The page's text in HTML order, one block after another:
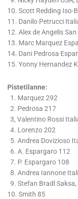
10. Scott Redding Iso-
11. Danilo Petrucci
12. Alex de Angelis
13. Marc Marquez
14. Dani Pedrosa
15. Yonny Hernandez
Pistetilanne:
1. Marquez 292
2. Pedrosa 217
3, Valentino Rossi
4. Lorenzo 202
5. Andrea Dovizioso
6. A. Espargaro 112
7. P. Espargaro 108
8. Andrea Iannone
9. Stefan Bradl
10. Smith 85